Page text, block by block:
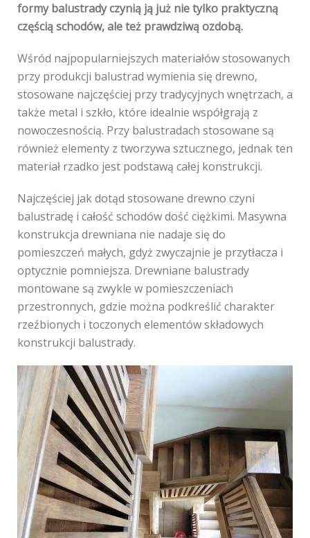
formy balustrady czynią ją już nie tylko praktyczną
częścią schodów, ale też prawdziwą ozdobą.
Wśród najpopularniejszych materiałów stosowanych
przy produkcji balustrad wymienia się drewno,
stosowane najczęściej przy tradycyjnych wnętrzach, a
także metal i szkło, które idealnie współgrają z
nowoczesnością. Przy balustradach stosowane są
również elementy z tworzywa sztucznego, jednak ten
materiał rzadko jest podstawą całej konstrukcji.
Najczęściej jak dotąd stosowane drewno czyni
balustradę i całość schodów dość ciężkimi. Masywna
konstrukcja drewniana nie nadaje się do
pomieszczeń małych, gdyż zwyczajnie je przytłacza i
optycznie pomniejsza. Drewniane balustrady
montowane są zwykle w pomieszczeniach
przestronnych, gdzie można podkreślić charakter
rzeźbionych i toczonych elementów składowych
konstrukcji balustrady.